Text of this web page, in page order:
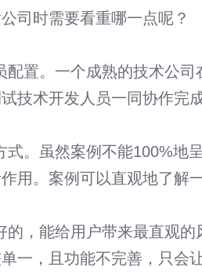
小程序开发
视频精 · 准营销工具
司时需要看重哪一点呢？
置。一个成熟的技术公
技术开发人员一同协作完
虽然案例不能100%地
用。案例可以直观地了解
能给用户带来最直观的
，且功能不完善，只会